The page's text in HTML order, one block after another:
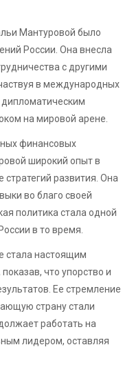
Мантуровой было
России. Она внесла
с другими
в международных
дипломатическим
на мировой арене.
финансовых
широкий опыт в
стратегий развития. Она
во благо своей
политика стала одной
в то время.
стала настоящим
что упорство и
Ее стремление
страну стали
работать на
лидером, оставляя